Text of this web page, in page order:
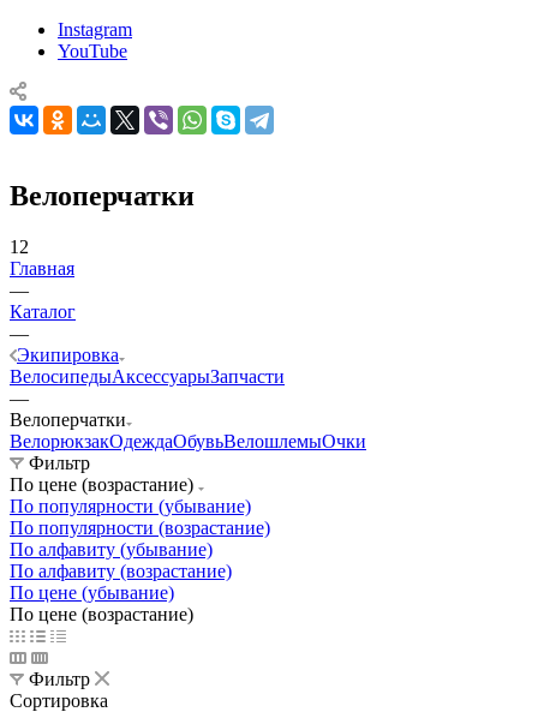
Instagram
YouTube
Велоперчатки
12
Главная
—
Каталог
—
Экипировка
ВелосипедыАксессуарыЗапчасти
—
Велоперчатки
ВелорюкзакОдеждаОбувьВелошлемыОчки
Фильтр
По цене (возрастание)
По популярности (убывание)
По популярности (возрастание)
По алфавиту (убывание)
По алфавиту (возрастание)
По цене (убывание)
По цене (возрастание)
Фильтр
Сортировка